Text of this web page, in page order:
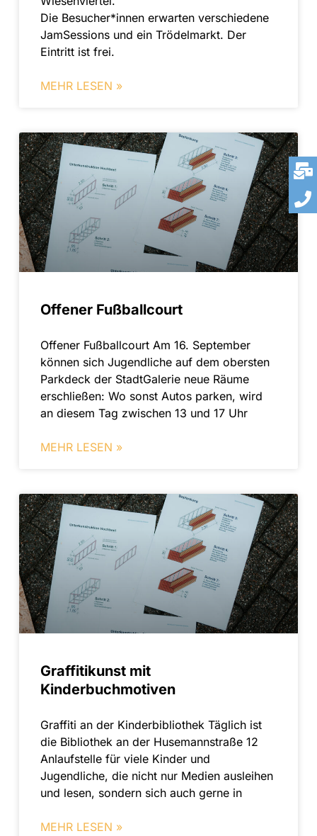
Die Besucher*innen erwarten verschiedene
JamSessions und ein Trödelmarkt. Der
Eintritt ist frei.
MEHR LESEN »
Offener Fußballcourt
Offener Fußballcourt Am 16. September
können sich Jugendliche auf dem obersten
Parkdeck der StadtGalerie neue Räume
erschließen: Wo sonst Autos parken, wird
an diesem Tag zwischen 13 und 17 Uhr
MEHR LESEN »
Graffitikunst mit
Kinderbuchmotiven
Graffiti an der Kinderbibliothek Täglich ist
die Bibliothek an der Husemannstraße 12
Anlaufstelle für viele Kinder und
Jugendliche, die nicht nur Medien ausleihen
und lesen, sondern sich auch gerne in
MEHR LESEN »